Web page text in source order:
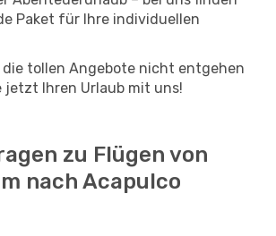
Paket für Ihre individuellen
die tollen Angebote nicht entgehen
jetzt Ihren Urlaub mit uns!
zu Flügen von
nach Acapulco